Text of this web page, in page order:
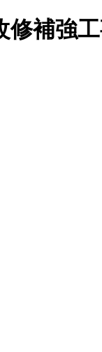
補強